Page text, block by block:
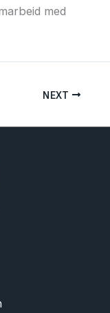
med
NEXT